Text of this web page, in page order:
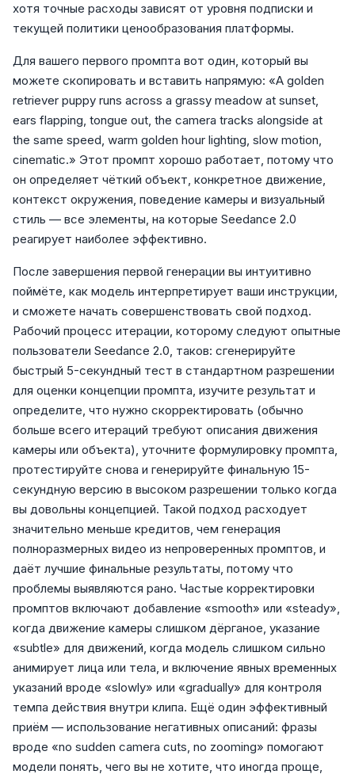
хотя точные расходы зависят от уровня подписки и
текущей политики ценообразования платформы.
Для вашего первого промпта вот один, который вы
можете скопировать и вставить напрямую: «A golden
retriever puppy runs across a grassy meadow at sunset,
ears flapping, tongue out, the camera tracks alongside at
the same speed, warm golden hour lighting, slow motion,
cinematic.» Этот промпт хорошо работает, потому что
он определяет чёткий объект, конкретное движение,
контекст окружения, поведение камеры и визуальный
стиль — все элементы, на которые Seedance 2.0
реагирует наиболее эффективно.
После завершения первой генерации вы интуитивно
поймёте, как модель интерпретирует ваши инструкции,
и сможете начать совершенствовать свой подход.
Рабочий процесс итерации, которому следуют опытные
пользователи Seedance 2.0, таков: сгенерируйте
быстрый 5-секундный тест в стандартном разрешении
для оценки концепции промпта, изучите результат и
определите, что нужно скорректировать (обычно
больше всего итераций требуют описания движения
камеры или объекта), уточните формулировку промпта,
протестируйте снова и генерируйте финальную 15-
секундную версию в высоком разрешении только когда
вы довольны концепцией. Такой подход расходует
значительно меньше кредитов, чем генерация
полноразмерных видео из непроверенных промптов, и
даёт лучшие финальные результаты, потому что
проблемы выявляются рано. Частые корректировки
промптов включают добавление «smooth» или «steady»,
когда движение камеры слишком дёрганое, указание
«subtle» для движений, когда модель слишком сильно
анимирует лица или тела, и включение явных временных
указаний вроде «slowly» или «gradually» для контроля
темпа действия внутри клипа. Ещё один эффективный
приём — использование негативных описаний: фразы
вроде «no sudden camera cuts, no zooming» помогают
модели понять, чего вы не хотите, что иногда проще,